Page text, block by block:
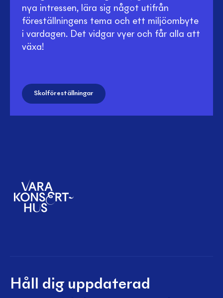
nya intressen, lära sig något utifrån
föreställningens tema och ett miljöombyte
i vardagen. Det vidgar vyer och får alla att
växa!
Skolföreställningar
Håll dig uppdaterad